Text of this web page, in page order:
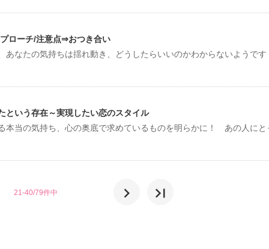
ローチ/注意点⇒おつき合い
あなたの気持ちは揺れ動き、どうしたらいいのかわからないようです
という存在～実現したい恋のスタイル
本当の気持ち、心の奥底で求めているものを明らかに！ あの人にと
21-40/79件中 chevron_right last_page